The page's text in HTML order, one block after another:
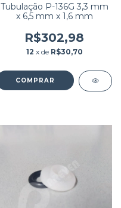
Tubulação P-136G 3,3 mm
x 6,5 mm x 1,6 mm
R$302,98
12 x de R$30,70